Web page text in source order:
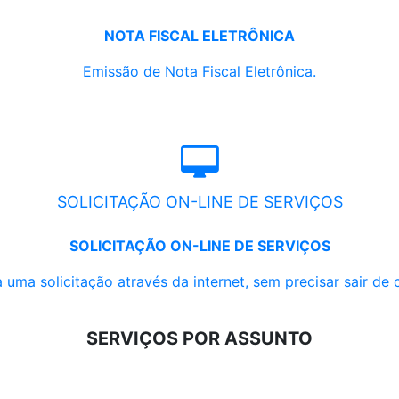
NOTA FISCAL ELETRÔNICA
Emissão de Nota Fiscal Eletrônica.
SOLICITAÇÃO ON-LINE DE SERVIÇOS
SOLICITAÇÃO ON-LINE DE SERVIÇOS
uma solicitação através da internet, sem precisar sair de
SERVIÇOS POR ASSUNTO